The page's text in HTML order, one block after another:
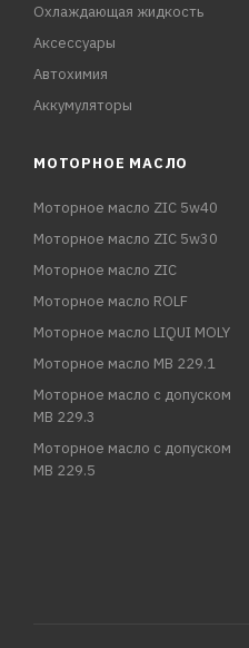
Охлаждающая жидкость
Аксессуары
Автохимия
Аккумуляторы
МОТОРНОЕ МАСЛО
Моторное масло ZIC 5w40
Моторное масло ZIC 5w30
Моторное масло ZIC
Моторное масло ROLF
Моторное масло LIQUI MOLY
Моторное масло MB 229.1
Моторное масло с допуском
MB 229.3
Моторное масло с допуском
MB 229.5